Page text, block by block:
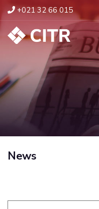
+021 32 66 015
News